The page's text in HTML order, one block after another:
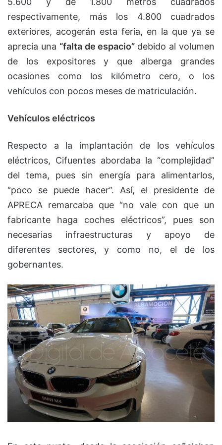
respectivamente, más los 4.800 cuadrados
exteriores, acogerán esta feria, en la que ya se
aprecia una “falta de espacio” debido al volumen
de los expositores y que alberga grandes
ocasiones como los kilómetro cero, o los
vehículos con pocos meses de matriculación.
Vehículos eléctricos
Respecto a la implantación de los vehículos
eléctricos, Cifuentes abordaba la “complejidad”
del tema, pues sin energía para alimentarlos,
“poco se puede hacer”. Así, el presidente de
APRECA remarcaba que “no vale con que un
fabricante haga coches eléctricos”, pues son
necesarias infraestructuras y apoyo de
diferentes sectores, y como no, el de los
gobernantes.